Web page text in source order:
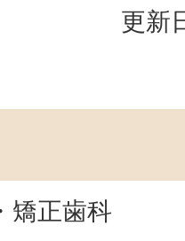
更新
矯正歯科